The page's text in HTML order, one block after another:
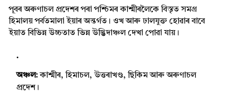
পূবৰ অৰুণাচল প্ৰদেশৰ পৰা পশ্চিমৰ কাশ্মীৰলৈকে বিস্তৃত সমগ্ৰ
হিমালয় পৰ্বতমালা ইয়াৰ অন্তৰ্গত। ওখ আৰু ঢালযুক্ত হোৱাৰ বাবে
ইয়াত বিভিন্ন উচ্চতাত ভিন্ন উদ্ভিদাঞ্চল দেখা পোৱা যায়।
অঞ্চল:কাশ্মীৰ, হিমাচল, উত্তৰাখণ্ড, ছিকিম আৰু অৰুণাচল
প্ৰদেশ।